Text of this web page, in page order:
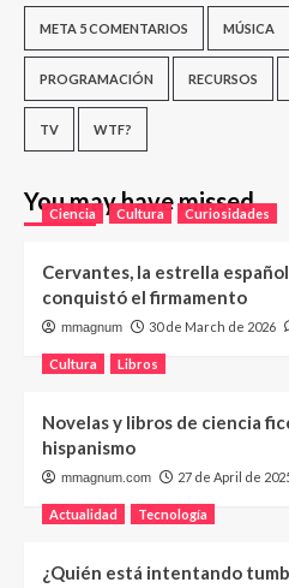
META 5 COMENTARIOS MÚSICA
PROGRAMACIÓN RECURSOS
TV WTF?
You may have missed
Ciencia Cultura Curiosidades
Cervantes, la estrella
conquistó el firmamento
mmagnum 30 de March de 2026
Cultura Libros
Novelas y libros de ciencia
hispanismo
mmagnum.com 27 de April de
Actualidad Tecnología
¿Quién está intentando